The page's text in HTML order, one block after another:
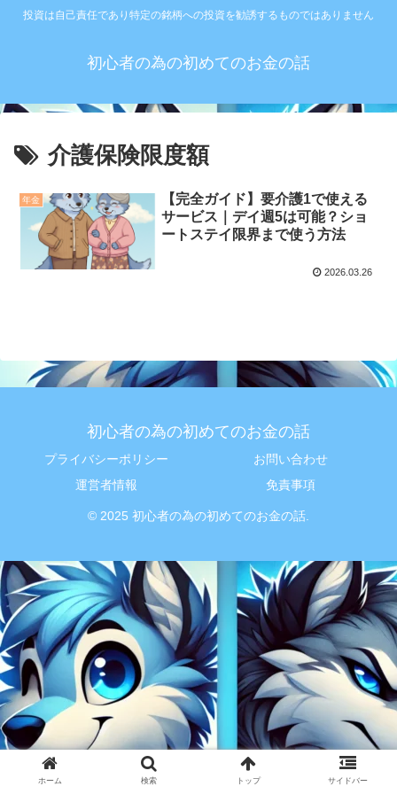
投資は自己責任であり特定の銘柄への投資を勧誘するものではありません
初心者の為の初めてのお金の話
介護保険限度額
年金
【完全ガイド】要介護1で使える
サービス｜デイ週5は可能？ショ
ートステイ限界まで使う方法
2026.03.26
初心者の為の初めてのお金の話
プライバシーポリシー
お問い合わせ
運営者情報
免責事項
© 2025 初心者の為の初めてのお金の話.
ホーム 検索 トップ サイドバー